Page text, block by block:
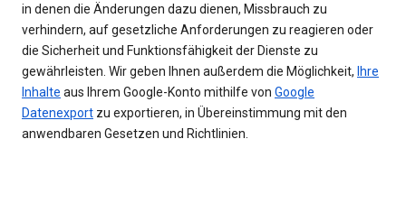
in denen die Änderungen dazu dienen, Missbrauch zu
verhindern, auf gesetzliche Anforderungen zu reagieren oder
die Sicherheit und Funktionsfähigkeit der Dienste zu
gewährleisten. Wir geben Ihnen außerdem die Möglichkeit, Ihre
Inhalte aus Ihrem Google-Konto mithilfe von Google
Datenexport zu exportieren, in Übereinstimmung mit den
anwendbaren Gesetzen und Richtlinien.